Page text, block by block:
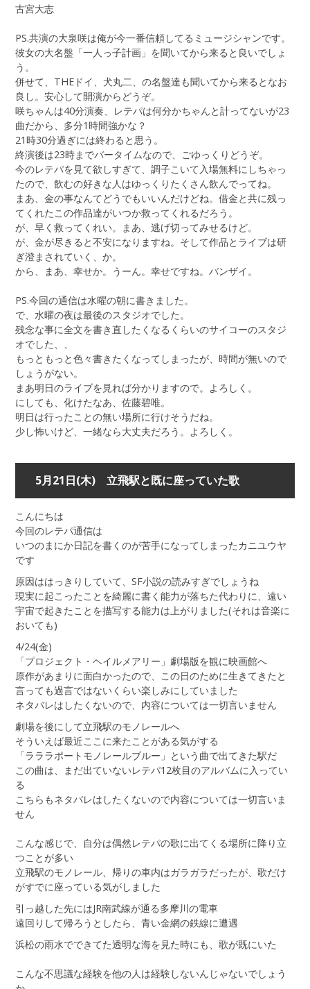
古宮大志
PS.共演の大泉咲は俺が今一番信頼してるミュージシャンです。
彼女の大名盤「一人っ子計画」を聞いてから来ると良いでしょ
う。
併せて、THEドイ、犬丸二、の名盤達も聞いてから来るとなお
良し。安心して開演からどうぞ。
咲ちゃんは40分演奏、レテパは何分かちゃんと計ってないが23
曲だから、多分1時間強かな？
21時30分過ぎには終わると思う。
終演後は23時までバータイムなので、ごゆっくりどうぞ。
今のレテパを見て欲しすぎて、調子こいて入場無料にしちゃっ
たので、飲むの好きな人はゆっくりたくさん飲んでってね。
まあ、金の事なんてどうでもいいんだけどね。借金と共に残っ
てくれたこの作品達がいつか救ってくれるだろう。
が、早く救ってくれい。まあ、逃げ切ってみせるけど。
が、金が尽きると不安になりますね。そして作品とライブは研
ぎ澄まされていく、か。
から、まあ、幸せか。うーん。幸せですね。バンザイ。
PS.今回の通信は水曜の朝に書きました。
で、水曜の夜は最後のスタジオでした。
残念な事に全文を書き直したくなるくらいのサイコーのスタジ
オでした、、
もっともっと色々書きたくなってしまったが、時間が無いので
しょうがない。
まあ明日のライブを見れば分かりますので。よろしく。
にしても、化けたなあ、佐藤碧唯。
明日は行ったことの無い場所に行けそうだね。
少し怖いけど、一緒なら大丈夫だろう。よろしく。
5月21日(木) 立飛駅と既に座っていた歌
こんにちは
今回のレテパ通信は
いつのまにか日記を書くのが苦手になってしまったカニユウヤ
です
原因ははっきりしていて、SF小説の読みすぎでしょうね
現実に起こったことを綺麗に書く能力が落ちた代わりに、遠い
宇宙で起きたことを描写する能力は上がりました(それは音楽に
おいても)
4/24(金)
「プロジェクト・ヘイルメアリー」劇場版を観に映画館へ
原作があまりに面白かったので、この日のために生きてきたと
言っても過言ではないくらい楽しみにしていました
ネタバレはしたくないので、内容については一切言いません
劇場を後にして立飛駅のモノレールへ
そういえば最近ここに来たことがある気がする
「ラララポートモノレールブルー」という曲で出てきた駅だ
この曲は、まだ出ていないレテパ12枚目のアルバムに入ってい
る
こちらもネタバレはしたくないので内容については一切言いま
せん
こんな感じで、自分は偶然レテパの歌に出てくる場所に降り立
つことが多い
立飛駅のモノレール、帰りの車内はガラガラだったが、歌だけ
がすでに座っている気がしました
引っ越した先にはJR南武線が通る多摩川の電車
遠回りして帰ろうとしたら、青い金網の鉄線に遭遇
浜松の雨水でできてた透明な海を見た時にも、歌が既にいた
こんな不思議な経験を他の人は経験しないんじゃないでしょう